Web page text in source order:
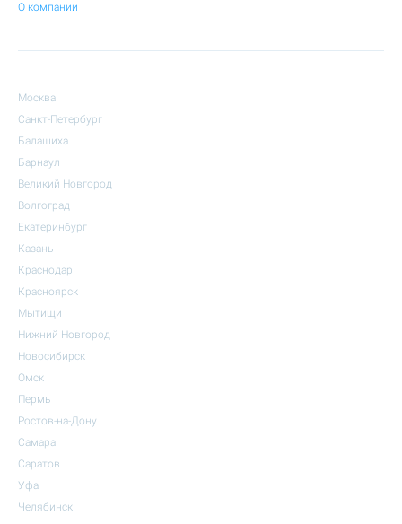
О компании
Москва
Санкт-Петербург
Балашиха
Барнаул
Великий Новгород
Волгоград
Екатеринбург
Казань
Краснодар
Красноярск
Мытищи
Нижний Новгород
Новосибирск
Омск
Пермь
Ростов-на-Дону
Самара
Саратов
Уфа
Челябинск